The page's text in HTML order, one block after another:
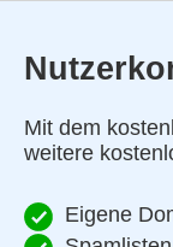
Mit dem
weitere
Eigene